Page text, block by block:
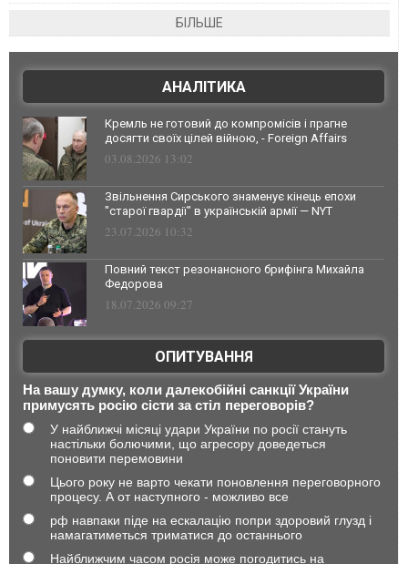
БІЛЬШЕ
АНАЛІТИКА
Кремль не готовий до компромісів і прагне
досягти своїх цілей війною, - Foreign Affairs
03.08.2026 13:02
Звільнення Сирського знаменує кінець епохи
"старої гвардії" в українській армії — NYT
23.07.2026 10:32
Повний текст резонансного брифінга Михайла
Федорова
18.07.2026 09:27
ОПИТУВАННЯ
На вашу думку, коли далекобійні санкції України
примусять росію сісти за стіл переговорів?
У найближчі місяці удари України по росії стануть
настільки болючими, що агресору доведеться
поновити перемовини
Цього року не варто чекати поновлення переговорного
процесу. А от наступного - можливо все
рф навпаки піде на ескалацію попри здоровий глузд і
намагатиметься триматися до останнього
Найближчим часом росія може погодитись на